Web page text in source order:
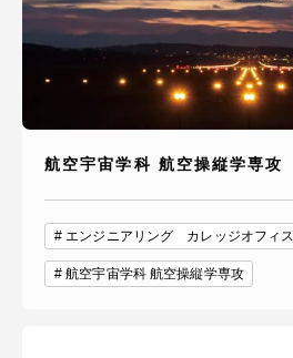
航空宇宙学科 航空操縦学専攻
エンジニアリング カレッジオフィス
航空宇宙学科 航空操縦学専攻